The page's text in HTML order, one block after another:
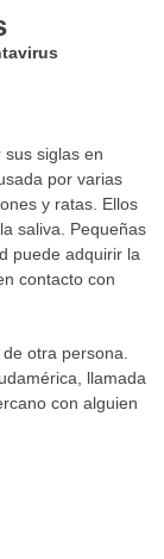
siglas en
por varias
y ratas. Ellos
saliva. Pequeñas
puede adquirir la
contacto con
otra persona.
llamada
con alguien